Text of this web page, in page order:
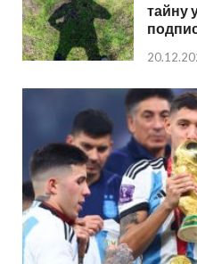
тайну